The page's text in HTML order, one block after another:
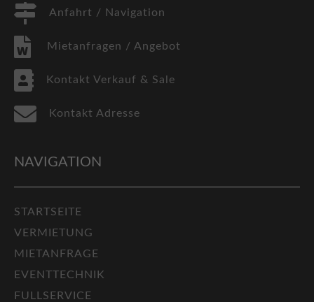
Anfahrt / Navigation
Mietanfragen / Angebot
Kontakt Verkauf & Sale
Kontakt Adresse
NAVIGATION
STARTSEITE
VERMIETUNG
MIETANFRAGE
EVENTTECHNIK
FULLSERVICE